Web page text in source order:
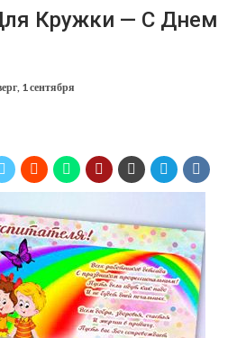
Кружки — С Днем
1 сентября